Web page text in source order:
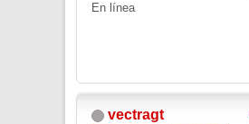
En línea
vectragt